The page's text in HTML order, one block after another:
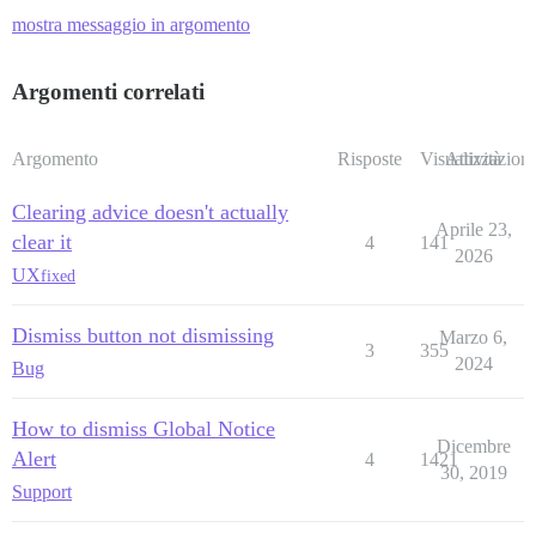
mostra messaggio in argomento
Argomenti correlati
Argomento Risposte Visualizzazioni
Attività
Clearing advice doesn't actually
clear it
UXfixed
4 141
Aprile 23,
2026
Dismiss button not dismissing
Bug
3 355
Marzo 6,
2024
How to dismiss Global Notice
Alert
Support
4 1421
Dicembre
30, 2019